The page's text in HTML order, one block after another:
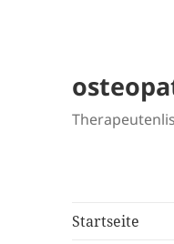
Startseite